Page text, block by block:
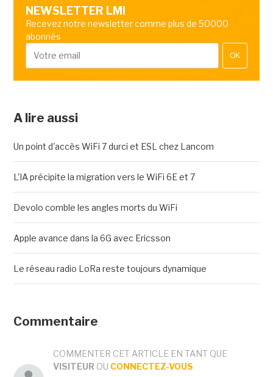
NEWSLETTER LMI
Recevez notre newsletter comme plus de 50000
abonnés
OK
A lire aussi
Un point d'accès WiFi 7 durci et ESL chez Lancom
L'IA précipite la migration vers le WiFi 6E et 7
Devolo comble les angles morts du WiFi
Apple avance dans la 6G avec Ericsson
Le réseau radio LoRa reste toujours dynamique
Commentaire
COMMENTER CET ARTICLE EN TANT QUE
VISITEUR OU CONNECTEZ-VOUS